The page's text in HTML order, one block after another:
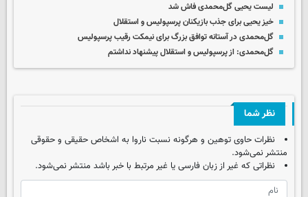
لیست یحیی گل‌محمدی فاش شد
خیز یحیی برای جذب بازیکنان پرسپولیس و استقلال
گل‌محمدی در آستانه توافق بزرگ برای نیمکت رقیب پرسپولیس
گل‌محمدی: از پرسپولیس و استقلال پیشنهاد نداشتم
نظر شما
نظرات حاوی توهین و هرگونه نسبت ناروا به اشخاص حقیقی و حقوقی
منتشر نمی‌شود.
نظراتی که غیر از زبان فارسی یا غیر مرتبط با خبر باشد منتشر نمی‌شود.